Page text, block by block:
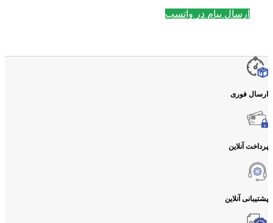
ارسال پیام در واتسپ
ارسال فوری
پرداخت آنلاین
پشتیبانی آنلاین